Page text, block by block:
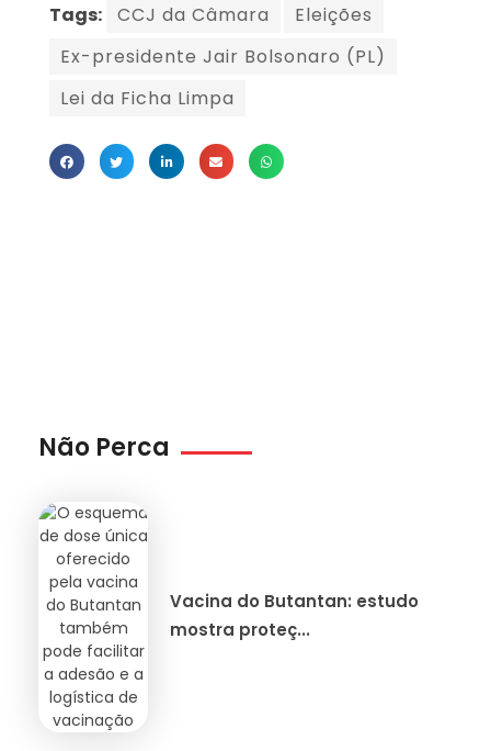
Tags: CCJ da Câmara
Eleições
Ex-presidente Jair Bolsonaro (PL)
Lei da Ficha Limpa
Não Perca
Vacina do Butantan: estudo
mostra proteç...